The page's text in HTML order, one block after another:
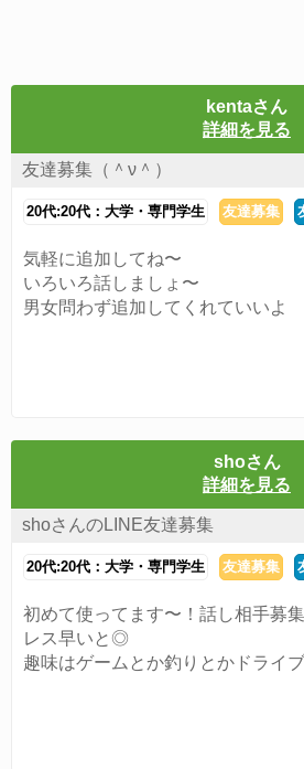
kentaさん
詳細を見る
友達募集（＾ν＾）
20代:20代：大学・専門学生 友達募集
気軽に追加してね〜
いろいろ話しましょ〜
男女問わず追加してくれていいよ
shoさん
詳細を見る
shoさんのLINE友達募集
20代:20代：大学・専門学生 友達募集
初めて使ってます〜！話し相手募集
レス早いと◎
趣味はゲームとか釣りとかドライ